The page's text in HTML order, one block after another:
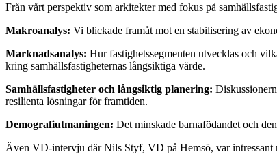
Från vårt perspektiv som arkitekter med fokus på
Makroanalys: Vi blickade framåt mot en stabilisering av
Marknadsanalys: Hur fastighetssegmenten utvecklas och
kring samhällsfastigheternas långsiktiga värde.
Samhällsfastigheter och långsiktig planering:
resilienta lösningar för framtiden.
Demografiutmaningen: Det minskade barnafödandet och
Även VD-intervju där Nils Styf, VD på Hemsö, var intressant